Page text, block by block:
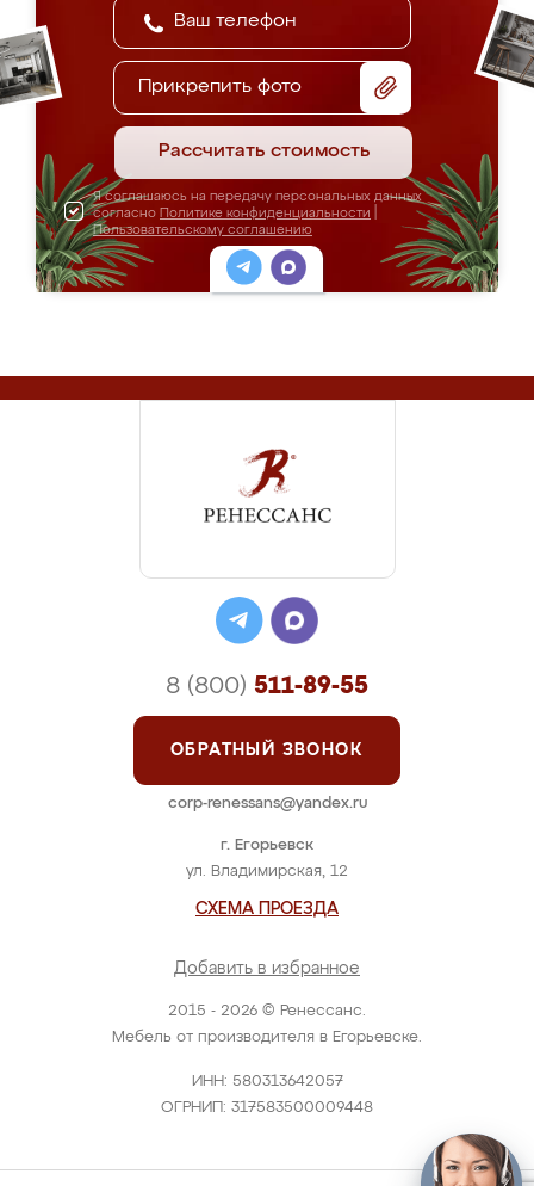
Прикрепить фото
Рассчитать стоимость
Я соглашаюсь на передачу персональных данных
согласно Политике конфиденциальности
Пользовательскому соглашению
2015 - 2026 © Ренессанс.
Мебель от производителя в Егорьевске.
ИНН: 580313642057
ОГРНИП: 317583500009448
г. Егорьевск
ул. Владимирская, 12
СХЕМА ПРОЕЗДА
Добавить в избранное
8 (800) 511-89-55
ОБРАТНЫЙ ЗВОНОК
corp-renessans@yandex.ru